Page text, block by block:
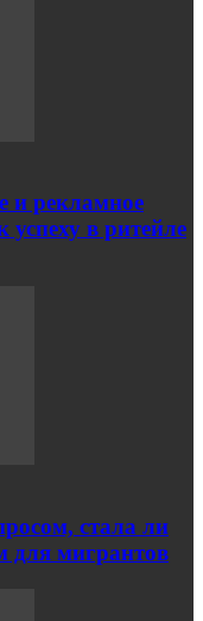
и рекламное
в ритейле
стала ли
для мигрантов